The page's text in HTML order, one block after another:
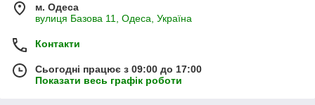
м. Одеса
вулиця Базова 11, Одеса, Україна
Контакти
Сьогодні працює з 09:00 до 17:00
Показати весь графік роботи